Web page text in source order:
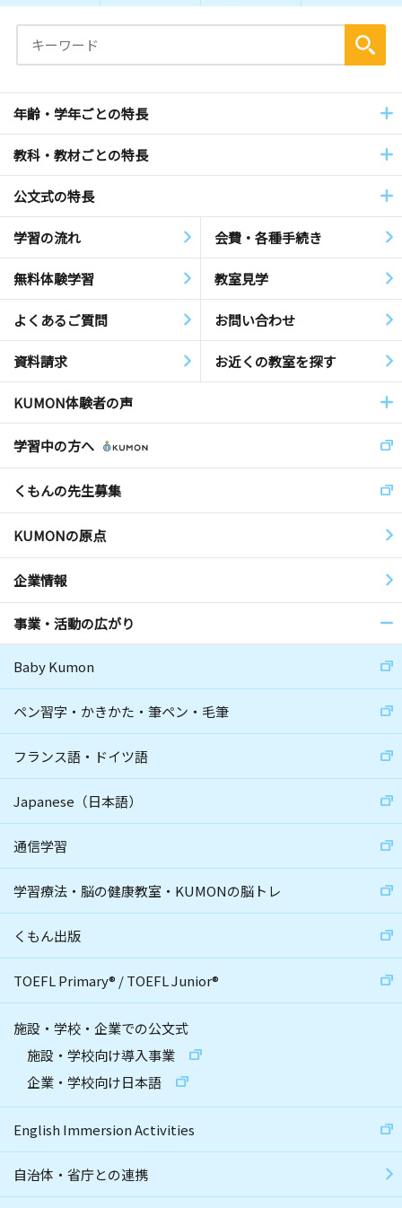
年齢・学年ごとの特長
教科・教材ごとの特長
公文式の特長
学習の流れ 会費・各種手続き
無料体験学習 教室見学
よくあるご質問 お問い合わせ
資料請求 お近くの教室を探す
KUMON体験者の声
学習中の方へ
くもんの先生募集
KUMONの原点
企業情報
事業・活動の広がり
Baby Kumon
ペン習字・かきかた・筆ペン・毛筆
フランス語・ドイツ語
Japanese（日本語）
通信学習
学習療法・脳の健康教室・KUMONの脳トレ
くもん出版
TOEFL Primary® /TOEFL Junior®
施設・学校・企業での公文式
施設・学校向け導入事業
企業・学校向け日本語
English Immersion Activities
自治体・省庁との連携